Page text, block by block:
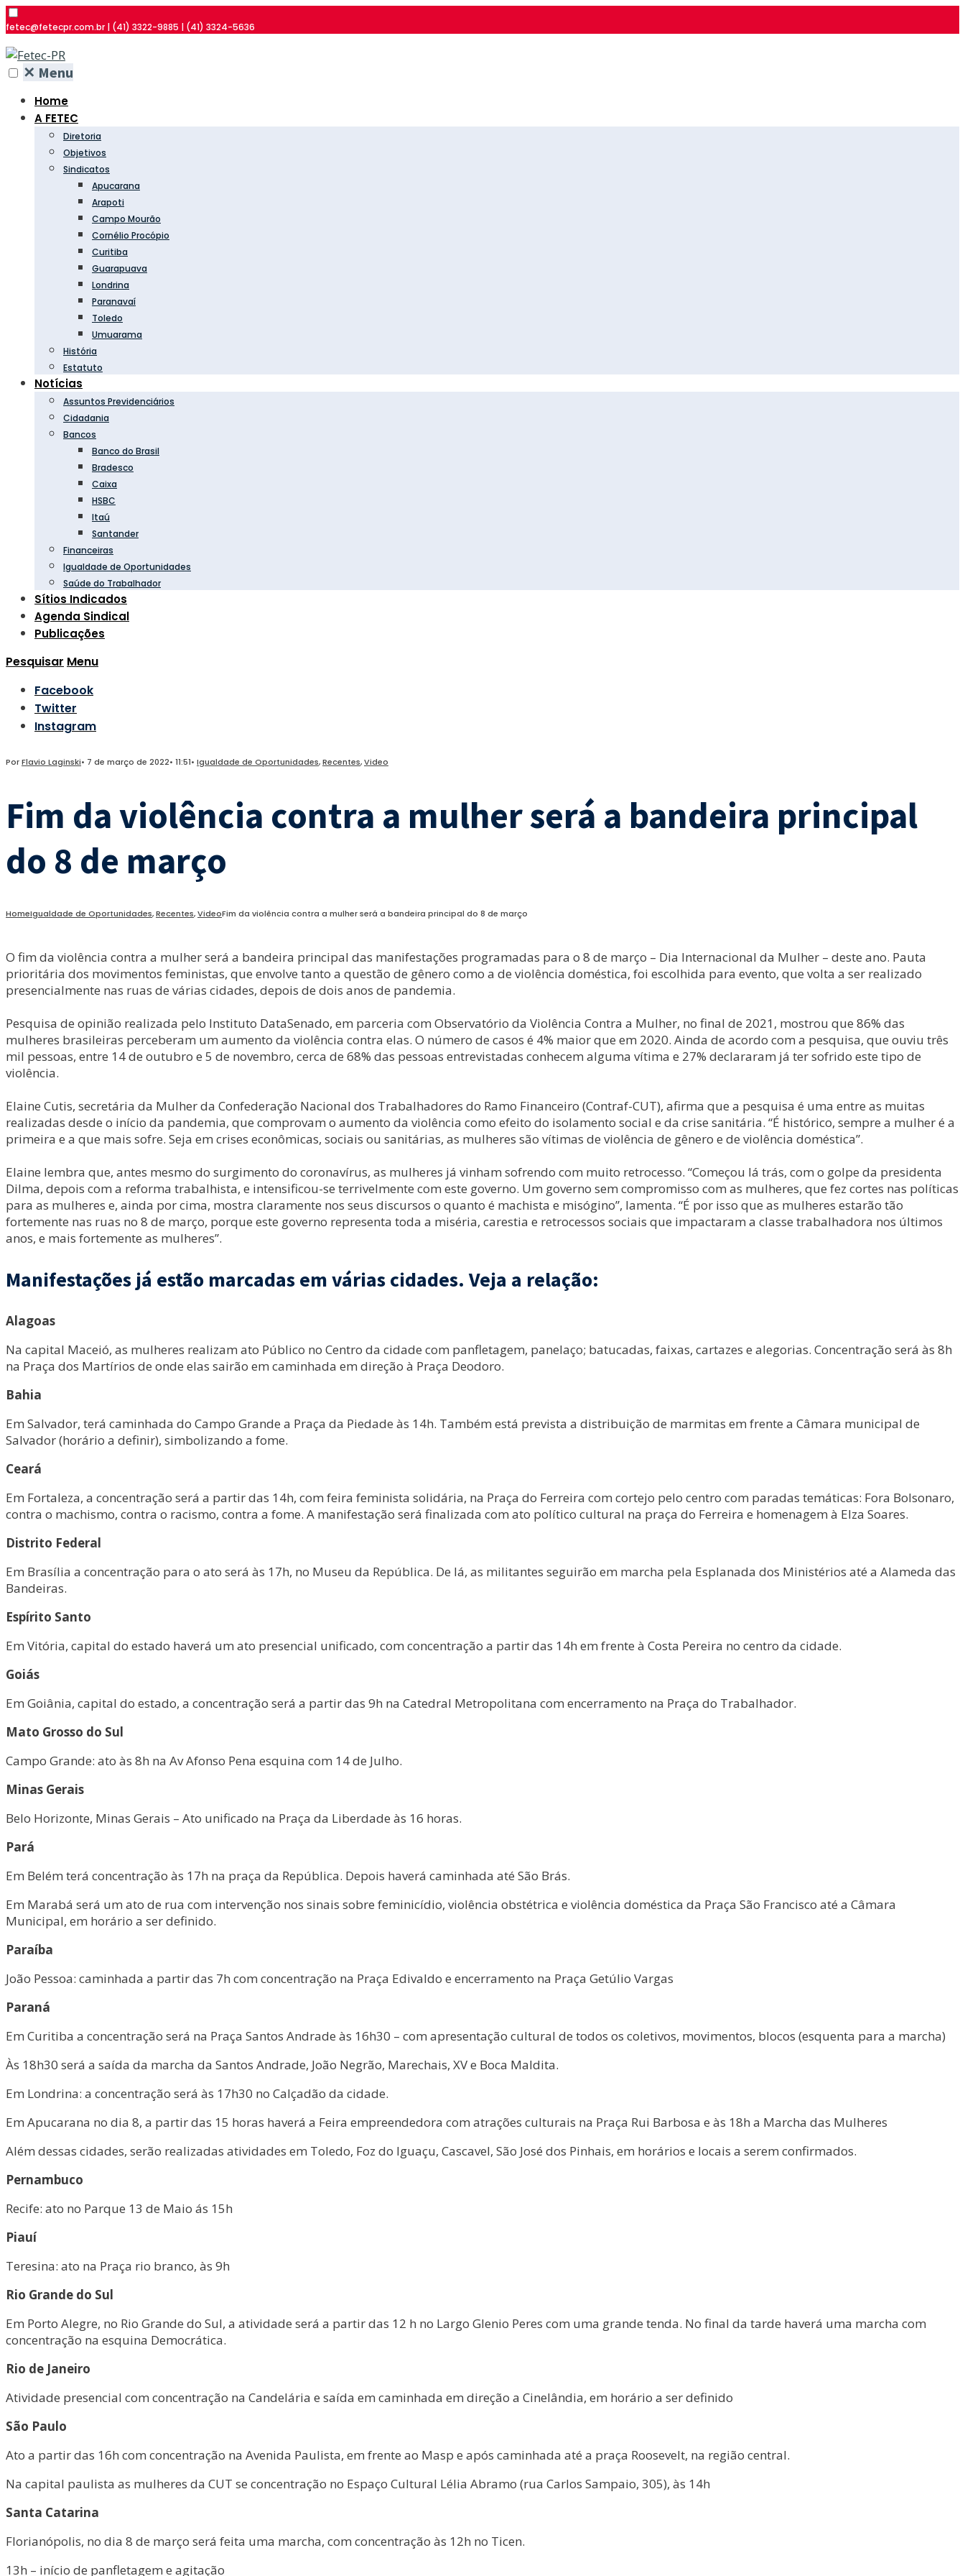
fetec@fetecpr.com.br | (41) 3322-9885 | (41) 3324-5636
✕ Menu
Home
A FETEC
Diretoria
Objetivos
Sindicatos
Apucarana
Arapoti
Campo Mourão
Cornélio Procópio
Curitiba
Guarapuava
Londrina
Paranavaí
Toledo
Umuarama
História
Estatuto
Notícias
Assuntos Previdenciários
Cidadania
Bancos
Banco do Brasil
Bradesco
Caixa
HSBC
Itaú
Santander
Financeiras
Igualdade de Oportunidades
Saúde do Trabalhador
Sítios Indicados
Agenda Sindical
Publicações
Pesquisar Menu
Facebook
Twitter
Instagram
PorFlavio Laginski• 7 de março de 2022• 11:51• Igualdade de Oportunidades,Recentes,Video
Fim da violência contra a mulher será a bandeira principal
do 8 de março
HomeIgualdade de Oportunidades,Recentes,VideoFim da violência contra a mulher será a bandeira principal do 8 de março
O fim da violência contra a mulher será a bandeira principal das manifestações programadas para o 8 de março – Dia Internacional da Mulher – deste ano. Pauta
prioritária dos movimentos feministas, que envolve tanto a questão de gênero como a de violência doméstica, foi escolhida para evento, que volta a ser realizado
presencialmente nas ruas de várias cidades, depois de dois anos de pandemia.
Pesquisa de opinião realizada pelo Instituto DataSenado, em parceria com Observatório da Violência Contra a Mulher, no final de 2021, mostrou que 86% das
mulheres brasileiras perceberam um aumento da violência contra elas. O número de casos é 4% maior que em 2020. Ainda de acordo com a pesquisa, que ouviu três
mil pessoas, entre 14 de outubro e 5 de novembro, cerca de 68% das pessoas entrevistadas conhecem alguma vítima e 27% declararam já ter sofrido este tipo de
violência.
Elaine Cutis, secretária da Mulher da Confederação Nacional dos Trabalhadores do Ramo Financeiro (Contraf-CUT), afirma que a pesquisa é uma entre as muitas
realizadas desde o início da pandemia, que comprovam o aumento da violência como efeito do isolamento social e da crise sanitária. “É histórico, sempre a mulher é a
primeira e a que mais sofre. Seja em crises econômicas, sociais ou sanitárias, as mulheres são vítimas de violência de gênero e de violência doméstica”.
Elaine lembra que, antes mesmo do surgimento do coronavírus, as mulheres já vinham sofrendo com muito retrocesso. “Começou lá trás, com o golpe da presidenta
Dilma, depois com a reforma trabalhista, e intensificou-se terrivelmente com este governo. Um governo sem compromisso com as mulheres, que fez cortes nas políticas
para as mulheres e, ainda por cima, mostra claramente nos seus discursos o quanto é machista e misógino”, lamenta. “É por isso que as mulheres estarão tão
fortemente nas ruas no 8 de março, porque este governo representa toda a miséria, carestia e retrocessos sociais que impactaram a classe trabalhadora nos últimos
anos, e mais fortemente as mulheres”.
Manifestações já estão marcadas em várias cidades. Veja a relação:
Alagoas
Na capital Maceió, as mulheres realizam ato Público no Centro da cidade com panfletagem, panelaço; batucadas, faixas, cartazes e alegorias. Concentração será às 8h
na Praça dos Martírios de onde elas sairão em caminhada em direção à Praça Deodoro.
Bahia
Em Salvador, terá caminhada do Campo Grande a Praça da Piedade às 14h. Também está prevista a distribuição de marmitas em frente a Câmara municipal de
Salvador (horário a definir), simbolizando a fome.
Ceará
Em Fortaleza, a concentração será a partir das 14h, com feira feminista solidária, na Praça do Ferreira com cortejo pelo centro com paradas temáticas: Fora Bolsonaro,
contra o machismo, contra o racismo, contra a fome. A manifestação será finalizada com ato político cultural na praça do Ferreira e homenagem à Elza Soares.
Distrito Federal
Em Brasília a concentração para o ato será às 17h, no Museu da República. De lá, as militantes seguirão em marcha pela Esplanada dos Ministérios até a Alameda das
Bandeiras.
Espírito Santo
Em Vitória, capital do estado haverá um ato presencial unificado, com concentração a partir das 14h em frente à Costa Pereira no centro da cidade.
Goiás
Em Goiânia, capital do estado, a concentração será a partir das 9h na Catedral Metropolitana com encerramento na Praça do Trabalhador.
Mato Grosso do Sul
Campo Grande: ato às 8h na Av Afonso Pena esquina com 14 de Julho.
Minas Gerais
Belo Horizonte, Minas Gerais – Ato unificado na Praça da Liberdade às 16 horas.
Pará
Em Belém terá concentração às 17h na praça da República. Depois haverá caminhada até São Brás.
Em Marabá será um ato de rua com intervenção nos sinais sobre feminicídio, violência obstétrica e violência doméstica da Praça São Francisco até a Câmara
Municipal, em horário a ser definido.
Paraíba
João Pessoa: caminhada a partir das 7h com concentração na Praça Edivaldo e encerramento na Praça Getúlio Vargas
Paraná
Em Curitiba a concentração será na Praça Santos Andrade às 16h30 – com apresentação cultural de todos os coletivos, movimentos, blocos (esquenta para a marcha)
Às 18h30 será a saída da marcha da Santos Andrade, João Negrão, Marechais, XV e Boca Maldita.
Em Londrina: a concentração será às 17h30 no Calçadão da cidade.
Em Apucarana no dia 8, a partir das 15 horas haverá a Feira empreendedora com atrações culturais na Praça Rui Barbosa e às 18h a Marcha das Mulheres
Além dessas cidades, serão realizadas atividades em Toledo, Foz do Iguaçu, Cascavel, São José dos Pinhais, em horários e locais a serem confirmados.
Pernambuco
Recife: ato no Parque 13 de Maio ás 15h
Piauí
Teresina: ato na Praça rio branco, às 9h
Rio Grande do Sul
Em Porto Alegre, no Rio Grande do Sul, a atividade será a partir das 12 h no Largo Glenio Peres com uma grande tenda. No final da tarde haverá uma marcha com
concentração na esquina Democrática.
Rio de Janeiro
Atividade presencial com concentração na Candelária e saída em caminhada em direção a Cinelândia, em horário a ser definido
São Paulo
Ato a partir das 16h com concentração na Avenida Paulista, em frente ao Masp e após caminhada até a praça Roosevelt, na região central.
Na capital paulista as mulheres da CUT se concentração no Espaço Cultural Lélia Abramo (rua Carlos Sampaio, 305), às 14h
Santa Catarina
Florianópolis, no dia 8 de março será feita uma marcha, com concentração às 12h no Ticen.
13h – início de panfletagem e agitação